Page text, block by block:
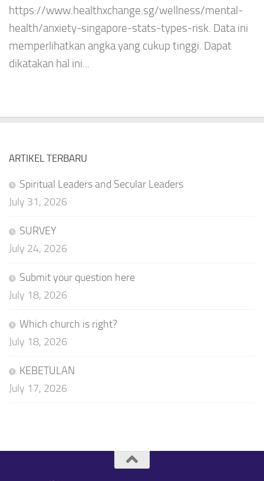
https://www.healthxchange.sg/wellness/mental-
health/anxiety-singapore-stats-types-risk. Data ini
memperlihatkan angka yang cukup tinggi. Dapat
dikatakan hal ini...
ARTIKEL TERBARU
Spiritual Leaders and Secular Leaders
July 31, 2026
SURVEY
July 24, 2026
Submit your question here
July 18, 2026
Which church is right?
July 18, 2026
KEBETULAN
July 17, 2026